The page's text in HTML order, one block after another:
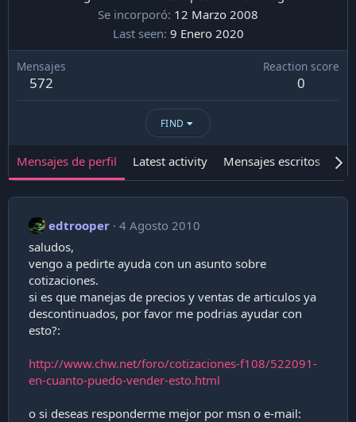
Se incorporó 12 Marzo 2008
Last seen 9 Enero 2020
Mensajes
572
Reaction score
0
FIND
Mensajes de perfil Latest activity Mensajes escritos
edtrooper 4 Agosto 2010
saludos,
vengo a pedirte ayuda con un asunto sobre
cotizaciones.
si es que manejas de precios y ventas de articulos ya
descontinuados, por favor me podrias ayudar con
esto?:
http://www.chw.net/foro/cotizaciones-f108/522091-
en-cuanto-puedo-vender-esto.html
o si deseas responderme mejor por msn o e-mail: